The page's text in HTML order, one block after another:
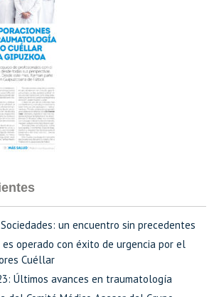
un encuentro sin precedentes
operado con éxito de urgencia por el
Cuéllar
Últimos avances en traumatología